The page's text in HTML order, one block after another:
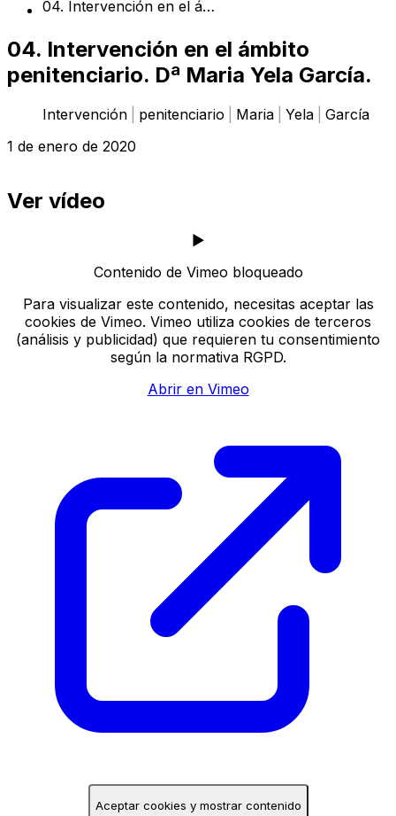
04. Intervención en el ámbito penitenciario. Dª Maria Yela García.
04. Intervención en el ámbito
penitenciario. Dª Maria Yela García.
Categorías:
Intervención penitenciario Maria Yela
García
1 de enero de 2020
Ver vídeo
▶️
Contenido de Vimeo bloqueado
Para visualizar este contenido, necesitas aceptar las
cookies de Vimeo. Vimeo utiliza cookies de terceros
(análisis y publicidad) que requieren tu consentimiento
según la normativa RGPD.
Abrir en Vimeo
Aceptar cookies y mostrar contenido